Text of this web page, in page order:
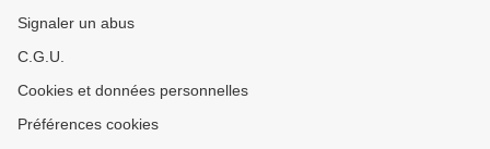
Signaler un abus
C.G.U.
Cookies et données personnelles
Préférences cookies